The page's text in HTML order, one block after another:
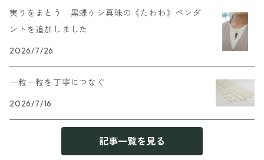
実りをまとう 黒蝶ケシ真珠の《たわわ》ペンダ
ントを追加しました
2026/7/26
一粒一粒を丁寧につなぐ
2026/7/16
記事一覧を見る